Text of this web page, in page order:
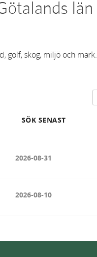
län
golf, skog, miljö och mark.
SÖK SENAST
2026-08-31
2026-08-10